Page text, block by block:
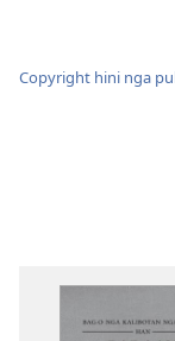
Copyright hini nga